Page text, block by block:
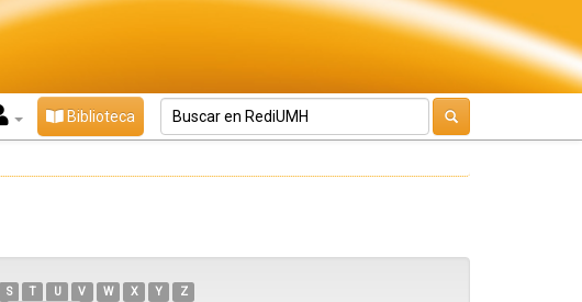
Biblioteca
S T U V W X Y Z